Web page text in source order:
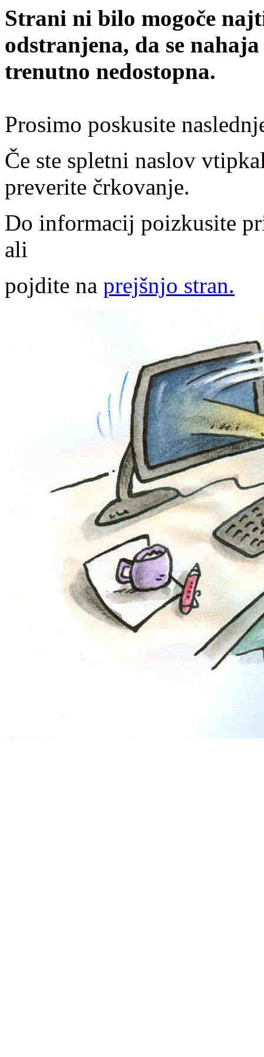
Strani ni bilo mogoče
odstranjena, da se
trenutno nedostopna.
Prosimo poskusite
Če ste spletni naslov
preverite črkovanje.
Do informacij poizkusite
ali
pojdite na prejšnjo stran.